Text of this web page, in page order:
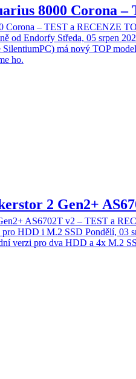
8000 Corona –
Corona – TEST a RECENZE
od Endorfy Středa, 05 srpen
má nový TOP
ho.
2 Gen2+
AS6702T v2 – TEST a
HDD i M.2 SSD Pondělí, 03
verzi pro dva HDD a 4x M.2